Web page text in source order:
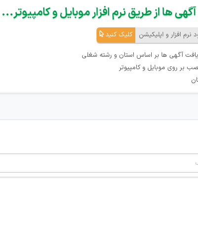
ها از طریق نرم افزار موبایل و کامپیوتر...
نرم افزار و اپلیکیشن کلیک کنید
آگهی ها بر اساس استان و رشته شغلی
بر روی موبایل و کامپیوتر